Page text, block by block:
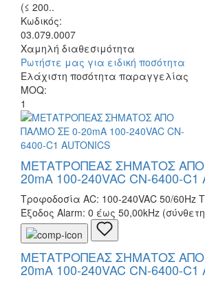
(≤ 200..
Κωδικός:
03.079.0007
Χαμηλή διαθεσιμότητα
Ρωτήστε μας για ειδική ποσότητα
Ελάχιστη ποσότητα παραγγελίας
MOQ:
1
ΜΕΤΑΤΡΟΠΕΑΣ ΣΗΜΑΤΟΣ
20mA 100-240VAC CN-6400-C1
Τροφοδοσία AC: 100-240VAC 50/60Hz
Έξοδος Alarm: 0 έως 50,00kHz
ΜΕΤΑΤΡΟΠΕΑΣ ΣΗΜΑΤΟΣ
20mA 100-240VAC CN-6400-C1